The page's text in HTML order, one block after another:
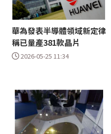
華為發表半導體領域新定律
稱已量產381款晶片
2026-05-25 11:34